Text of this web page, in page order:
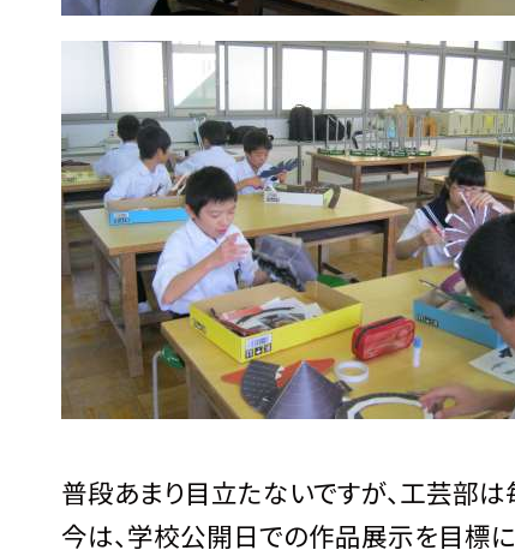
普段あまり目立たないですが、工芸部は
今は、学校公開日での作品展示を目標に